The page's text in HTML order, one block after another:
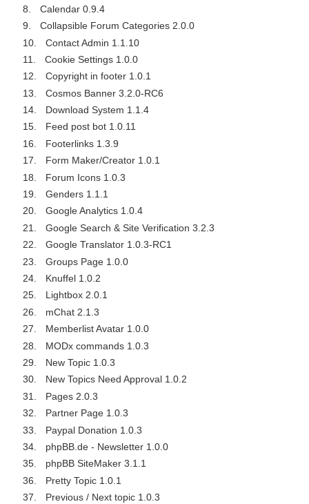
Calendar 0.9.4
Collapsible Forum Categories 2.0.0
Contact Admin 1.1.10
Cookie Settings 1.0.0
Copyright in footer 1.0.1
Cosmos Banner 3.2.0-RC6
Download System 1.1.4
Feed post bot 1.0.11
Footerlinks 1.3.9
Form Maker/Creator 1.0.1
Forum Icons 1.0.3
Genders 1.1.1
Google Analytics 1.0.4
Google Search & Site Verification 3.2.3
Google Translator 1.0.3-RC1
Groups Page 1.0.0
Knuffel 1.0.2
Lightbox 2.0.1
mChat 2.1.3
Memberlist Avatar 1.0.0
MODx commands 1.0.3
New Topic 1.0.3
New Topics Need Approval 1.0.2
Pages 2.0.3
Partner Page 1.0.3
Paypal Donation 1.0.3
phpBB.de - Newsletter 1.0.0
phpBB SiteMaker 3.1.1
Pretty Topic 1.0.1
Previous / Next topic 1.0.3